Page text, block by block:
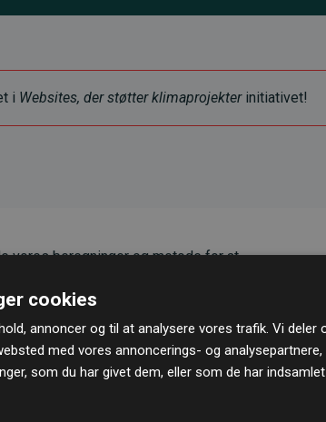
i Websites, der støtter klimaprojekterinitiativet!
vores beregninger og metode for at
websites estimerede
cookies
annoncer og til at analysere vores trafik. Vi deler
med vores annoncerings- og analysepartnere,
som du har givet dem, eller som de har